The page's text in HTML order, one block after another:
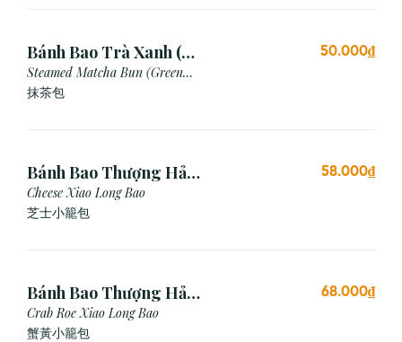
Bánh Bao Trà Xanh (3
Cái)
Steamed Matcha Bun (Green
Tea Bun)
抹茶包
50.000₫
Bánh Bao Thượng Hải
Phô Mai (3 Viên)
Cheese Xiao Long Bao
芝士小籠包
58.000₫
Bánh Bao Thượng Hải
Gạch Cua (3 Viên)
Crab Roe Xiao Long Bao
蟹黃小籠包
68.000₫